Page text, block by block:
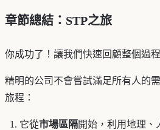
章節總結：STP之旅
你成功了！讓我們快速回顧整個過程
精明的公司不會嘗試滿足所有人的
旅程：
它從市場區隔開始，利用地理、